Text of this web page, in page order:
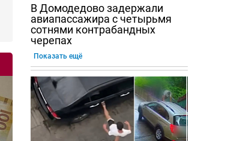
В Домодедово задержали
авиапассажира с четырьмя
сотнями контрабандных
черепах
Показать ещё